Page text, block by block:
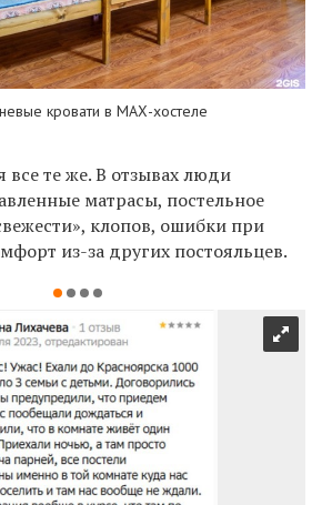
кровати в МАХ-хостеле
все те же. В отзывах люди
матрасы, постельное
клопов, ошибки при
из-за других постояльцев.